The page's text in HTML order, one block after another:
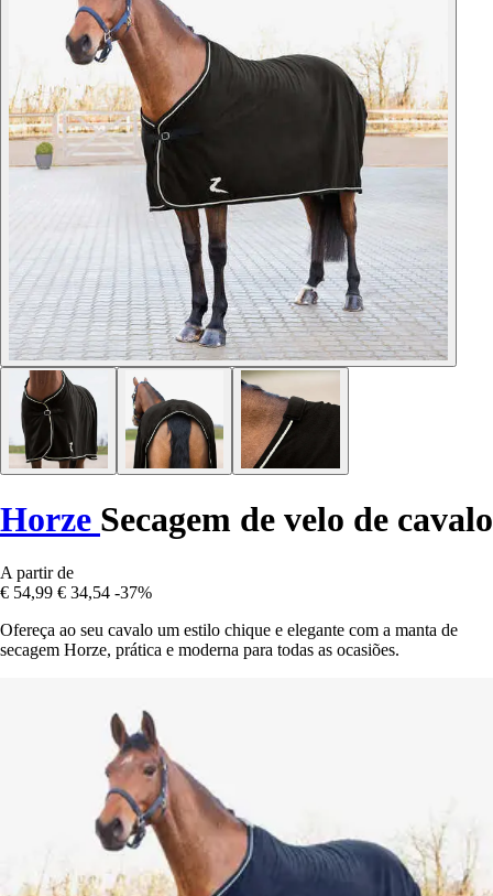
Horze Secagem de velo de cavalo
A partir de
€ 54,99 € 34,54 -37%
Ofereça ao seu cavalo um estilo chique e elegante com a manta de
secagem Horze, prática e moderna para todas as ocasiões.